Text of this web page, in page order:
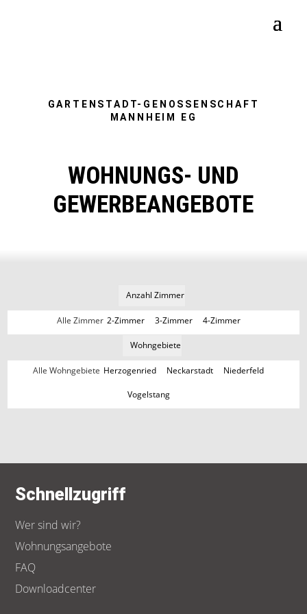
GARTENSTADT-GENOSSENSCHAFT
MANNHEIM EG
WOHNUNGS- UND
GEWERBEANGEBOTE
Anzahl Zimmer
Alle Zimmer 2-Zimmer 3-Zimmer 4-Zimmer
Wohngebiete
Alle Wohngebiete Herzogenried Neckarstadt Niederfeld
Vogelstang
Schnellzugriff
Wer sind wir?
Wohnungsangebote
FAQ
Downloadcenter